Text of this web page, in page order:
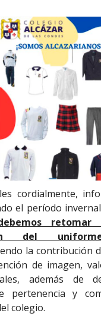
cordialmente,
el período
retomar
del
la contribución
de imagen,
además de
pertenencia y
colegio.